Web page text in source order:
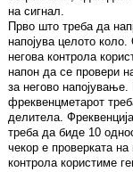
на сигнал.
Прво што треба да
напојува целото
негова контрола
напон да се провери
за негово
фреквенцметарот
делитела.
треба да биде 10
чекор е проверката
контрола користиме